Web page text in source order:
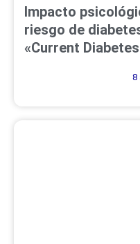
Impacto
riesgo de
«Current
8